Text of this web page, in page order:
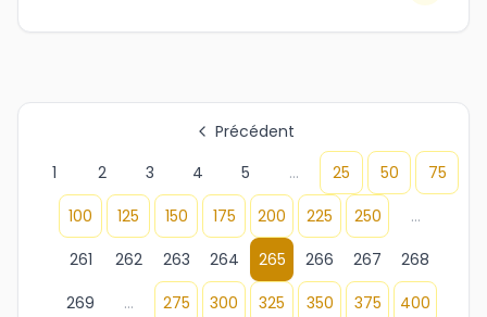
Précédent
1
2 3 4 5 ... 25 50
75
100
125 150 175 200 225 250
...
261
262 263 264 265 266 267
268
269
... 275 300 325 350 375 400